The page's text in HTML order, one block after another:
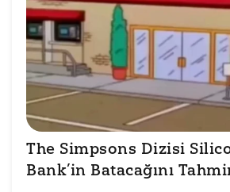
The Simpsons Dizisi
Bank’in Batacağını